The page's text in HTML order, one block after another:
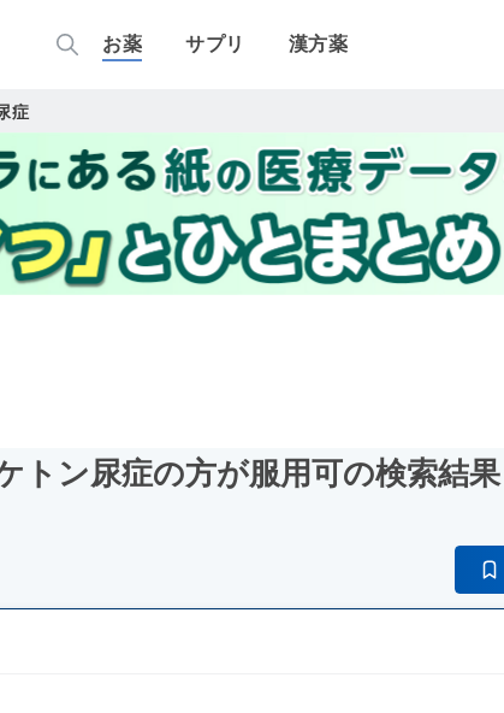
お薬 サプリ 漢方薬
症
トン尿症の方が服用可の検索結果